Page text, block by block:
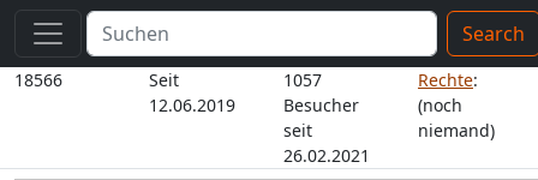
Search
18566
Seit
12.06.2019
1057
Besucher
seit
26.02.2021
Rechte:
(noch
niemand)